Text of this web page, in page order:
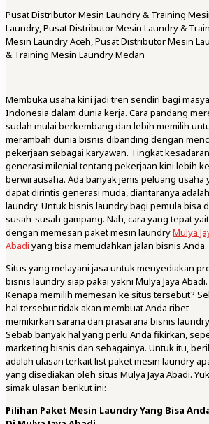
Pusat Distributor Mesin Laundry & Training
Laundry, Pusat Distributor Mesin Laundry &
Mesin Laundry Aceh, Pusat Distributor Mesin
& Training Mesin Laundry Medan
Membuka usaha kini jadi tren sendiri bagi
Indonesia dalam dunia kerja. Cara pandang
sudah mulai berkembang dan lebih memilih
merambah dunia bisnis dibanding dengan
pekerjaan sebagai karyawan. Tingkat kesadaran
generasi milenial tentang pekerjaan kini lebih
berwirausaha. Ada banyak jenis peluang usaha
dapat dirintis generasi muda, diantaranya
laundry. Untuk bisnis laundry bagi pemula bisa
susah-susah gampang. Nah, cara yang tepat
dengan memesan paket mesin laundryMulya
Abadi yang bisa memudahkan jalan bisnis Anda.
Situs yang melayani jasa untuk menyediakan
bisnis laundry siap pakai yakni Mulya Jaya Abadi.
Kenapa memilih memesan ke situs tersebut?
hal tersebut tidak akan membuat Anda ribet
memikirkan sarana dan prasarana bisnis
Sebab banyak hal yang perlu Anda fikirkan,
marketing bisnis dan sebagainya. Untuk itu,
adalah ulasan terkait list paket mesin laundry
yang disediakan oleh situs Mulya Jaya Abadi.
simak ulasan berikut ini:
Pilihan Paket Mesin Laundry Yang Bisa